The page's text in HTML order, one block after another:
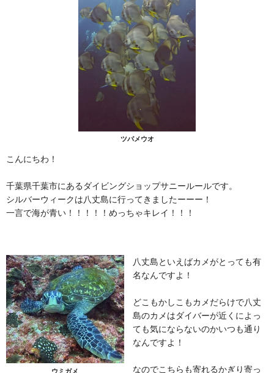
ツバメウオ
こんにちわ！
千葉県千葉市にあるダイビングショップサニールールです。
シルバーウィークは八丈島に行ってきましたーーー！
一言で海が青い！！！！！めっちゃキレイ！！！
ウミガメ
八丈島といえばカメがとっても有
名なんですよ！
どこもかしこもカメだらけで八丈
島のカメはダイバーが近くによっ
ても気にならないのかいつも通り
なんですよ！
なのでこちらも寄れるかぎり寄っ